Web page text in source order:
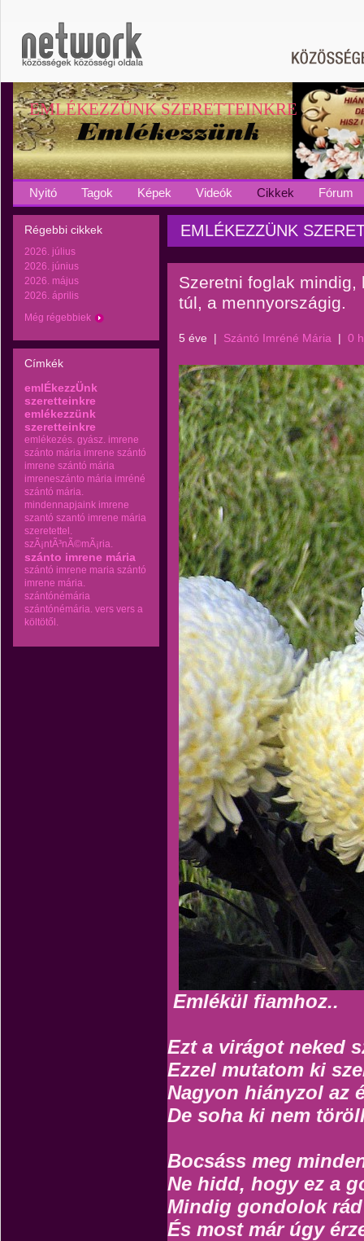
EMLÉKEZZÜNK SZERETTEINKRE
Nyitó Tagok Képek Videók Cikkek Fórum
Régebbi cikkek
2026. július
2026. június
2026. május
2026. április
Még régebbiek
Címkék
emlÉkezzÜnk
szeretteinkre
emlékezzünk
szeretteinkre
emlékezés. gyász. imrene
szánto mária imrene szántó
imrene szántó mária
imreneszánto mária imréné
szántó mária.
mindennapjaink imrene
szantó szantó imrene mária
szeretettel.
szÃ¡ntÃ³nÃ©mÃ¡ria.
szánto imrene mária
szántó imrene maria szántó
imrene mária.
szántónémária
szántónémária. vers vers a
költötől.
EMLÉKEZZÜNK
Szeretni foglak
túl, a mennyországig.
5 éve | Szántó Imréné Mária | 0
Emlékül fiamhoz..
Ezt a virágot neked
Ezzel mutatom ki
Nagyon hiányzol az
De soha ki nem
Bocsáss meg
Ne hidd, hogy ez a
Mindig gondolok
És most már úgy